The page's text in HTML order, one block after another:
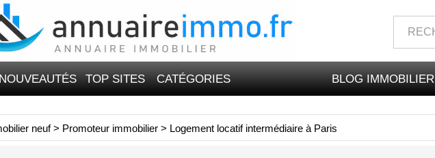
TOP SITES CATÉGORIES BLOG IMMOBILIER
neuf> Promoteur immobilier > Logement locatif intermédiaire à Paris